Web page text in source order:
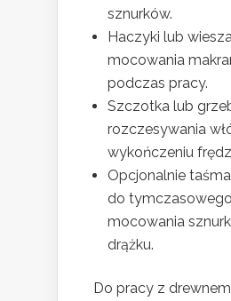
sznurków.
Haczyki lub
mocowania
podczas pracy.
Szczotka lub
rozczesywania
wykończeniu
Opcjonalnie
do tymczasowego
mocowania
drążku.
Do pracy z